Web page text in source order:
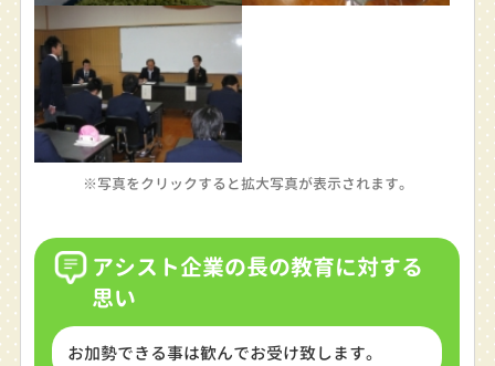
※写真をクリックすると拡大写真が表示されます。
アシスト企業の長の教育に対する
思い
お加勢できる事は歓んでお受け致します。